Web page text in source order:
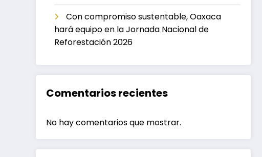
Con compromiso sustentable, Oaxaca
hará equipo en la Jornada Nacional de
Reforestación 2026
Comentarios recientes
No hay comentarios que mostrar.